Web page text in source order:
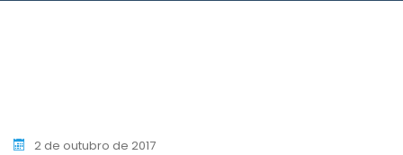
2 de outubro de 2017